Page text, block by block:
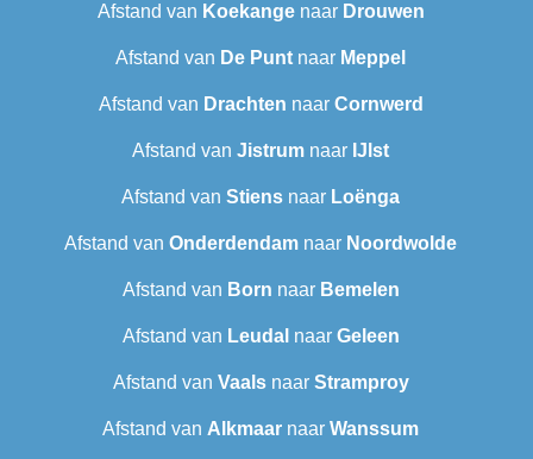
Afstand van Koekangenaar Drouwen
Afstand van De Punt naar Meppel
Afstand van Drachten naar Cornwerd
Afstand van Jistrum naar IJlst
Afstand van Stiens naar Loënga
Afstand van Onderdendam naar Noordwolde
Afstand van Born naar Bemelen
Afstand van Leudal‎ naar Geleen
Afstand van Vaalsnaar Stramproy
Afstand van Alkmaar naar Wanssum